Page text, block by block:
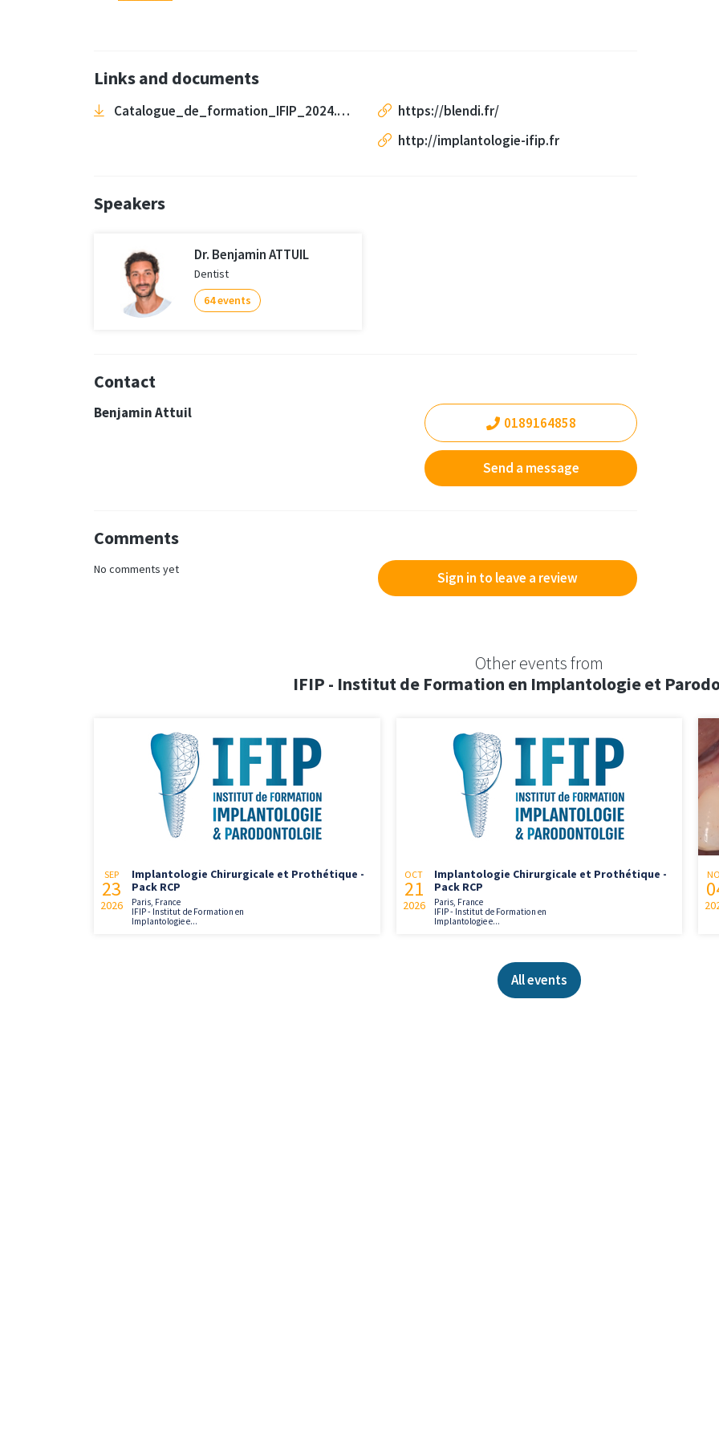
Links and documents
Catalogue_de_formation_IFIP_2024.pdf
https://blendi.fr/
http://implantologie-ifip.fr
Speakers
Dr. Benjamin ATTUIL
Dentist
64 events
Contact
Benjamin Attuil
0189164858
Send a message
Comments
No comments yet Sign in to leave a review
Other events from
IFIP - Institut de Formation en Implantologie et
SEP
23
2026
Implantologie Chirurgicale et Prothétique -
Pack RCP
Paris, France
IFIP - Institut de Formation en
Implantologie e...
OCT
21
2026
Implantologie Chirurgicale et Prothétique -
Pack RCP
Paris, France
IFIP - Institut de Formation en
Implantologie e...
All events